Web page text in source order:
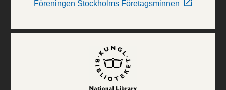
Föreningen Stockholms Företagsminnen